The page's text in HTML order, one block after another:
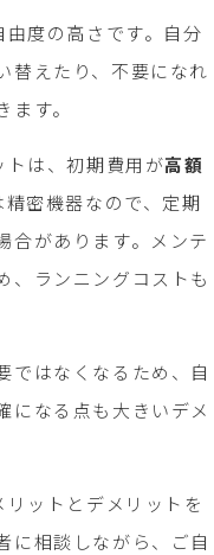
度の高さです。自分
替えたり、不要になれ
す。
は、初期費用が高額
密機器なので、定期
合があります。メンテ
、ランニングコストも
ではなくなるため、自
になる点も大きいデメ
ットとデメリットを
に相談しながら、ご自